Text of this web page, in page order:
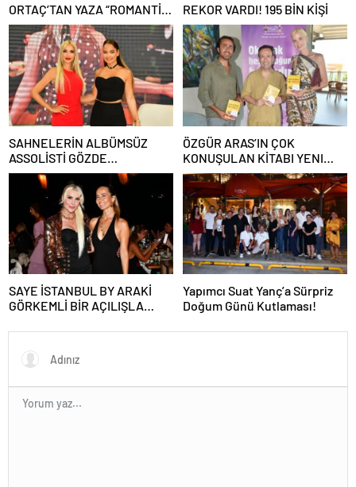
ORTAÇ’TAN YAZA “ROMANTİK
AŞK” BOMBASI!
REKOR VARDI! 195 BİN KİŞİ
SAHNELERİN ALBÜMSÜZ
ASSOLİSTİ GÖZDE
DEMİRBİLEK, NR1
MAGAZİN’DE: “SON ASSOLİST
OLARAK VAR OLACAĞIM!”
ÖZGÜR ARAS’IN ÇOK
KONUŞULAN KİTABI YENI
BASKISINI TITANIC LUXURY
COLLECTION BODRUM’DA
KUTLADI
SAYE İSTANBUL BY ARAKİ
GÖRKEMLİ BİR AÇILIŞLA
Yapımcı Suat Yanç’a Sürpriz
Doğum Günü Kutlaması!